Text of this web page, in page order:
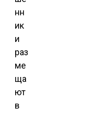
нн
ик
и
раз
ме
ща
ют
в